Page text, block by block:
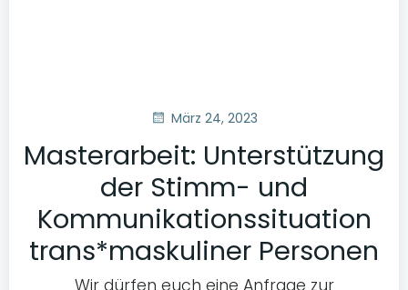
März 24, 2023
Masterarbeit: Unterstützung
der Stimm- und
Kommunikationssituation
trans*maskuliner Personen
Wir dürfen euch eine Anfrage zur